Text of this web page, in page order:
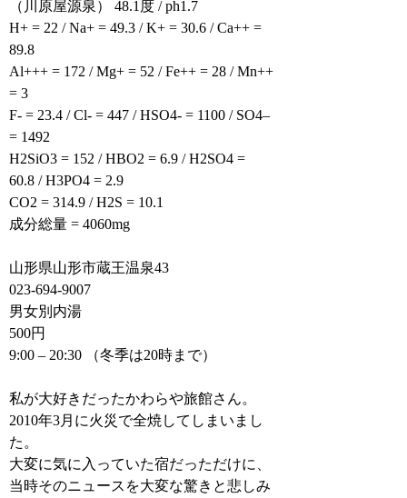
（川原屋源泉） 48.1度 / ph1.7
H+ = 22 / Na+ = 49.3 / K+ = 30.6 / Ca++ =
89.8
Al+++ = 172 / Mg+ = 52 / Fe++ = 28 / Mn++
= 3
F- = 23.4 / Cl- = 447 / HSO4- = 1100 / SO4–
= 1492
H2SiO3 = 152 / HBO2 = 6.9 / H2SO4 =
60.8 / H3PO4 = 2.9
CO2 = 314.9 / H2S = 10.1
成分総量 = 4060mg
山形県山形市蔵王温泉43
023-694-9007
男女別内湯
500円
9:00 – 20:30 （冬季は20時まで）
私が大好きだったかわらや旅館さん。
2010年3月に火災で全焼してしまいまし
た。
大変に気に入っていた宿だっただけに、
当時そのニュースを大変な驚きと悲しみ